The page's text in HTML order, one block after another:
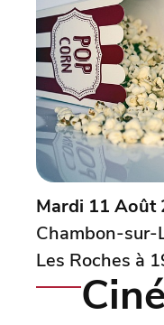
Mardi 11 Août
Chambon-
Les Roches à